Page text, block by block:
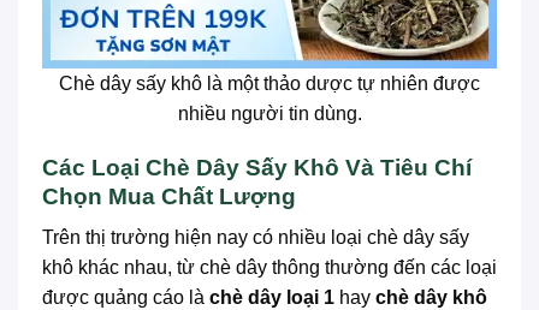
Chè dây sấy khô là một thảo dược tự nhiên được
nhiều người tin dùng.
Các Loại Chè Dây Sấy Khô Và Tiêu Chí
Chọn Mua Chất Lượng
Trên thị trường hiện nay có nhiều loại chè dây sấy
khô khác nhau, từ chè dây thông thường đến các loại
được quảng cáo là chè dây loại 1 hay chè dây khô